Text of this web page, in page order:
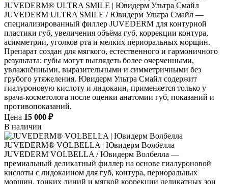
JUVEDERM® ULTRA SMILE | Ювидерм Ультра Смайл
JUVEDERM ULTRA SMILE / Ювидерм Ультра Смайл —
специализированный филлер JUVEDERM для контурной
пластики губ, увеличения объёма губ, коррекции контура,
асимметрии, уголков рта и мелких периоральных морщин.
Препарат создан для мягкого, естественного и гармоничного
результата: губы могут выглядеть более очерченными,
увлажнёнными, выразительными и симметричными без
грубого утяжеления. Ювидерм Ультра Смайл содержит
гиалуроновую кислоту и лидокаин, применяется только у
врача-косметолога после оценки анатомии губ, показаний и
противопоказаний.
Цена 15 000 ₽
В наличии
JUVEDERM® VOLBELLA | Ювидерм Волбелла
JUVEDERM VOLBELLA / Ювидерм Волбелла —
премиальный деликатный филлер на основе гиалуроновой
кислоты с лидокаином для губ, контура, периоральных
морщин, тонких линий и мягкой коррекции деликатных зон